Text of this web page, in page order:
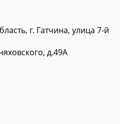
г. Гатчина, улица 7-й
д.49А